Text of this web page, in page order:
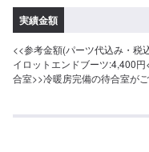
実績金額
<<参考金額(パーツ代込み・税
イロットエンドブーツ:4,400
合室>>冷暖房完備の待合室が